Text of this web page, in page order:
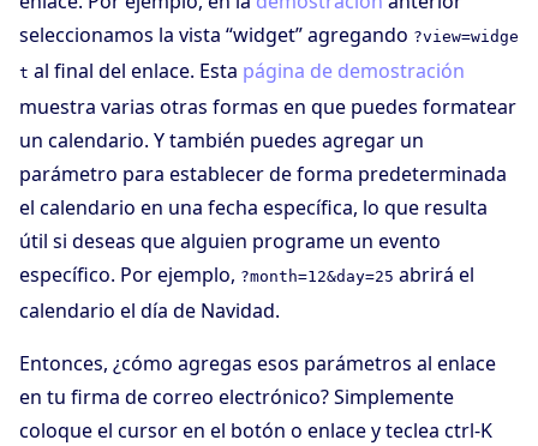
seleccionamos la vista “widget” agregando ?view=widge
t al final del enlace. Esta página de demostración
muestra varias otras formas en que puedes formatear
un calendario. Y también puedes agregar un
parámetro para establecer de forma predeterminada
el calendario en una fecha específica, lo que resulta
útil si deseas que alguien programe un evento
específico. Por ejemplo, ?month=12&day=25 abrirá el
calendario el día de Navidad.
Entonces, ¿cómo agregas esos parámetros al enlace
en tu firma de correo electrónico? Simplemente
coloque el cursor en el botón o enlace y teclea ctrl-K